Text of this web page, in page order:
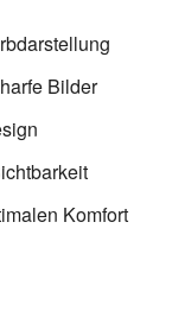
Bilder
Komfort